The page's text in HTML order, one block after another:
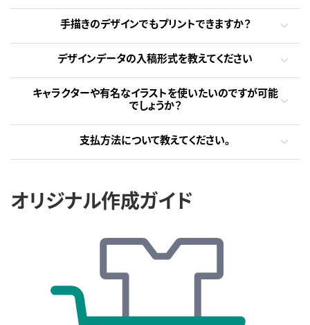
手描きのデザインでもプリントできますか？
デザインデータの入稿形式を教えてください
キャラクターや有名なイラストを使いたいのですが可能
でしょうか？
支払方法について教えてください。
オリジナル作成ガイド